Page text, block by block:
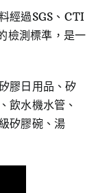
經過SGS、CTI
檢測標準，是一
膠日用品、矽
飲水機水管、
矽膠碗、湯